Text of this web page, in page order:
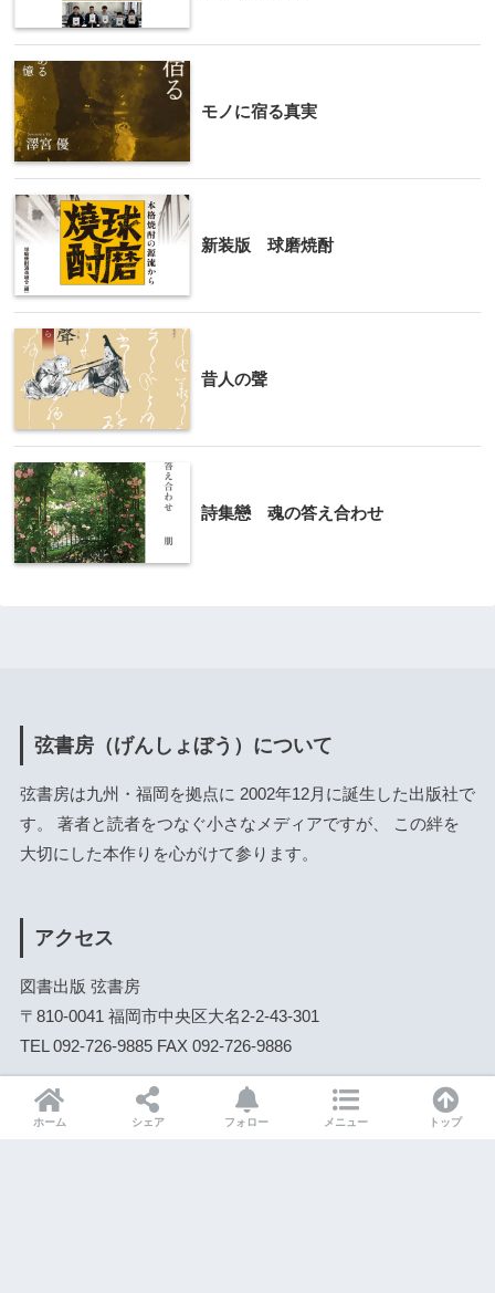
モノに宿る真実
新装版 球磨焼酎
昔人の聲
詩集戀 魂の答え合わせ
弦書房（げんしょぼう）について
弦書房は九州・福岡を拠点に 2002年12月に誕生した出版社で
す。 著者と読者をつなぐ小さなメディアですが、 この絆を
大切にした本作りを心がけて参ります。
アクセス
図書出版 弦書房
〒810-0041 福岡市中央区大名2-2-43-301
TEL 092-726-9885 FAX 092-726-9886
年月で探す
ホーム シェア フォロー メニュー トップ